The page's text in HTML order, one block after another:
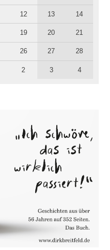
12 13 14
19 20 21
26 27 28
2 3 4